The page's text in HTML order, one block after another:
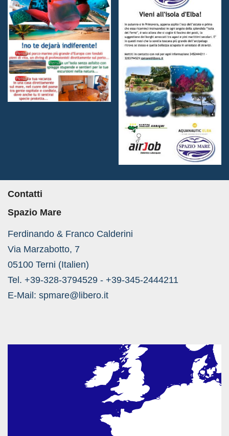
Contatti
Spazio Mare
Ferdinando & Franco Calderini
Via Marzabotto, 7
05100 Terni (Italien)
Tel. +39-328-3794529 - +39-345-2444211
E-Mail: spmare@libero.it